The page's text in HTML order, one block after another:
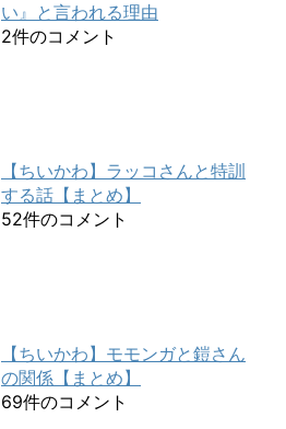
い』と言われる理由
2件のコメント
【ちいかわ】ラッコさんと特訓
する話【まとめ】
52件のコメント
【ちいかわ】モモンガと鎧さん
の関係【まとめ】
69件のコメント